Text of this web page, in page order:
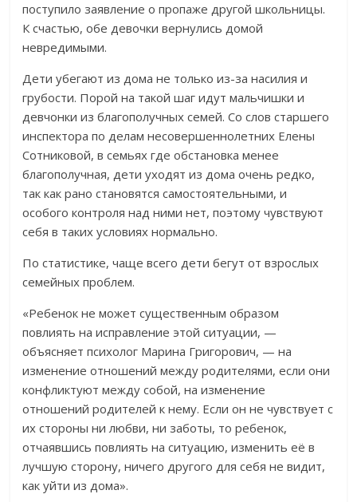
поступило заявление о пропаже другой школьницы.
К счастью, обе девочки вернулись домой
невредимыми.
Дети убегают из дома не только из-за насилия и
грубости. Порой на такой шаг идут мальчишки и
девчонки из благополучных семей. Со слов старшего
инспектора по делам несовершеннолетних Елены
Сотниковой, в семьях где обстановка менее
благополучная, дети уходят из дома очень редко,
так как рано становятся самостоятельными, и
особого контроля над ними нет, поэтому чувствуют
себя в таких условиях нормально.
По статистике, чаще всего дети бегут от взрослых
семейных проблем.
«Ребенок не может существенным образом
повлиять на исправление этой ситуации, —
объясняет психолог Марина Григорович, — на
изменение отношений между родителями, если они
конфликтуют между собой, на изменение
отношений родителей к нему. Если он не чувствует с
их стороны ни любви, ни заботы, то ребенок,
отчаявшись повлиять на ситуацию, изменить её в
лучшую сторону, ничего другого для себя не видит,
как уйти из дома».